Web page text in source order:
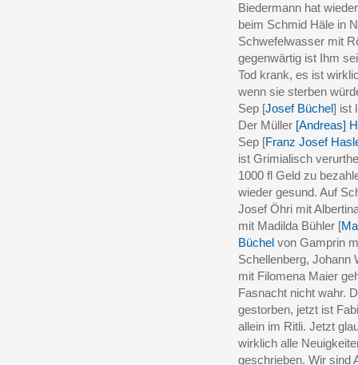
Biedermann hat
beim Schmid Häle in
Schwefelwasser mit
gegenwärtig ist Ihm
Tod krank, es ist
wenn sie sterben
Sep [Josef Büchel] ist
Der Müller [Andreas]
Sep [Franz Josef
ist Grimialisch
1000 fl Geld zu
wieder gesund. Auf
Josef Öhri mit
mit Madilda Bühler [
Büchel von Gamprin
Schellenberg, Johann
mit Filomena Maier
Fasnacht nicht wahr.
gestorben, jetzt ist
allein im Ritli. Jetzt
wirklich alle
geschrieben. Wir sind